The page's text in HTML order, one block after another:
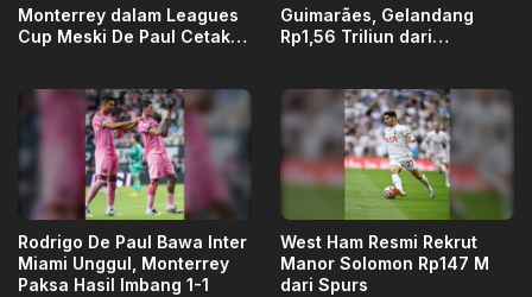
Monterrey dalam Leagues
Cup Meski De Paul Cetak
Guimarães, Gelandang
Rp1,56 Triliun dari
Rodrigo De Paul Bawa Inter
Miami Unggul, Monterrey
Paksa Hasil Imbang 1-1
West Ham Resmi Rekrut
Manor Solomon Rp147 M
dari Spurs